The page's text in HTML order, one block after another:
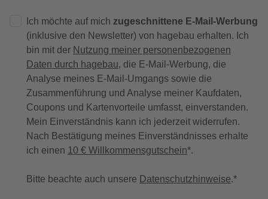
Ich möchte auf mich zugeschnittene E-Mail-Werbung
(inklusive den Newsletter) von hagebau erhalten. Ich
bin mit der Nutzung meiner personenbezogenen
Daten durch hagebau, die E-Mail-Werbung, die
Analyse meines E-Mail-Umgangs sowie die
Zusammenführung und Analyse meiner Kaufdaten,
Coupons und Kartenvorteile umfasst, einverstanden.
Mein Einverständnis kann ich jederzeit widerrufen.
Nach Bestätigung meines Einverständnisses erhalte
ich einen 10 € Willkommensgutschein*.
Bitte beachte auch unsere Datenschutzhinweise.